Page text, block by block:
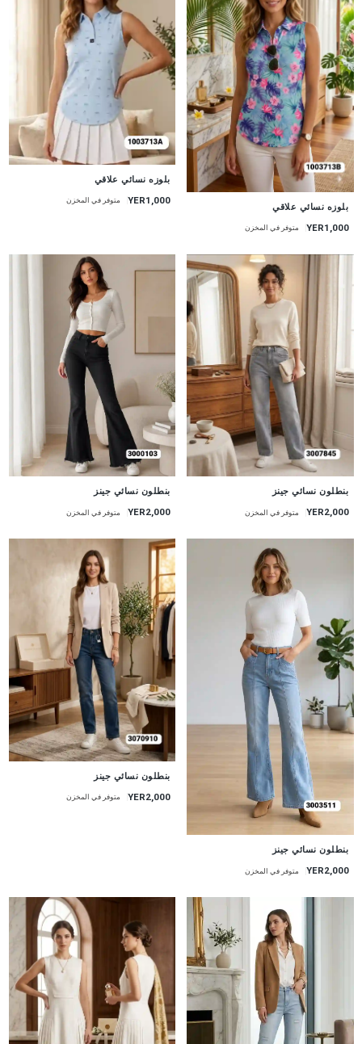
بلوزه نسائي علاقي
YER1,000 متوفر في المخزن
بلوزه نسائي علاقي
YER1,000 متوفر في المخزن
بنطلون نسائي جينز
YER2,000 متوفر في المخزن
جديد
بنطلون نسائي جينز
YER2,000 متوفر في المخزن
جديد
بنطلون نسائي جينز
YER2,000 متوفر في المخزن
بنطلون نسائي جينز
YER2,000 متوفر في المخزن